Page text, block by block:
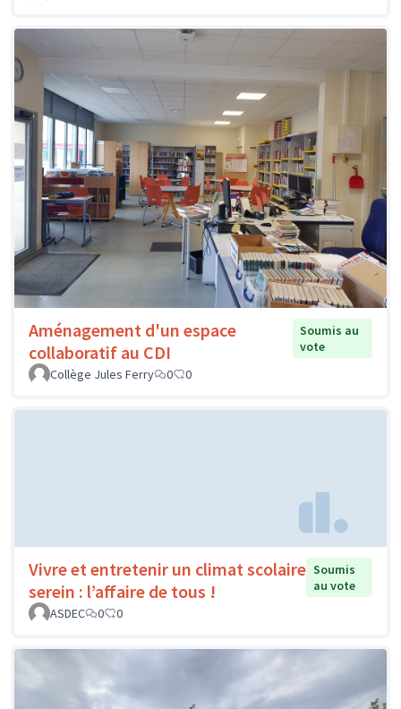
Aménagement d'un espace
collaboratif au CDI
Soumis au
vote
Collège Jules Ferry
0 0
Vivre et entretenir un climat scolaire
serein : l’affaire de tous !
Soumis
au vote
ASDEC
0 0